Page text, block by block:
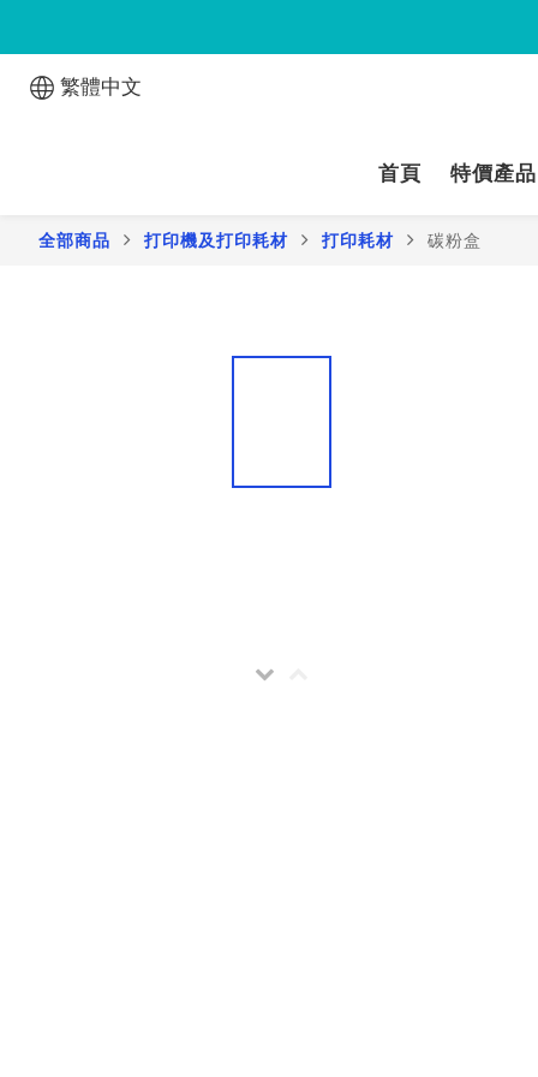
繁體中文
首頁 特價產品
全部商品 打印機及打印耗材 打印耗材 碳粉盒